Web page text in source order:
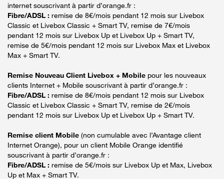
internet souscrivant à partir d’orange.fr :
Fibre/ADSL : remise de 8€/mois pendant 12 mois sur Livebox
Classic et Livebox Classic + Smart TV, remise de 7€/mois
pendant 12 mois sur Livebox Up et Livebox Up + Smart TV,
remise de 5€/mois pendant 12 mois sur Livebox Max et Livebox
Max + Smart TV.
Remise Nouveau Client Livebox + Mobile pour les nouveaux
clients Internet + Mobile souscrivant à partir d’orange.fr :
Fibre/ADSL : remise de 8€/mois pendant 12 mois sur Livebox
Classic et Livebox Classic + Smart TV, remise de 2€/mois
pendant 12 mois sur Livebox Up et Livebox Up + Smart TV.
Remise client Mobile (non cumulable avec l’Avantage client
Internet Orange), pour un client Mobile Orange identifié
souscrivant à partir d’orange.fr :
Fibre/ADSL : remise de 5€/mois sur Livebox Up et Max, Livebox
Up et Max + Smart TV.